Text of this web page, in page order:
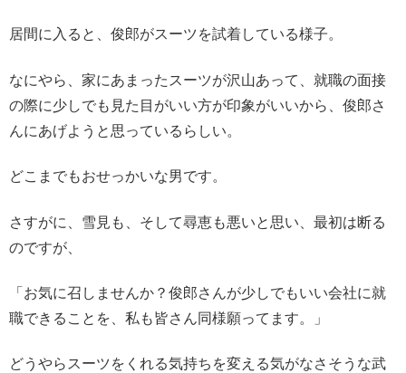
居間に入ると、俊郎がスーツを試着している様子。
なにやら、家にあまったスーツが沢山あって、就職の面接
の際に少しでも見た目がいい方が印象がいいから、俊郎さ
んにあげようと思っているらしい。
どこまでもおせっかいな男です。
さすがに、雪見も、そして尋恵も悪いと思い、最初は断る
のですが、
「お気に召しませんか？俊郎さんが少しでもいい会社に就
職できることを、私も皆さん同様願ってます。」
どうやらスーツをくれる気持ちを変える気がなさそうな武